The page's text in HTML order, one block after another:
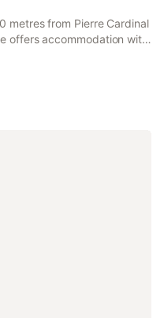
metres from Pierre Cardinal
offers accommodation with
parking. The property is